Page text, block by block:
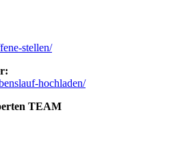
stellen/
hochladen/
TEAM